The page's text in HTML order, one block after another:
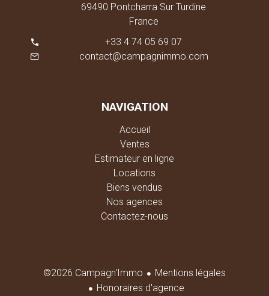
69490 Pontcharra Sur Turdine
France
+33 4 74 05 69 07
contact@campagnimmo.com
NAVIGATION
Accueil
Ventes
Estimateur en ligne
Locations
Biens vendus
Nos agences
Contactez-nous
©2026 Campagn'Immo
Mentions légales
Honoraires d'agence